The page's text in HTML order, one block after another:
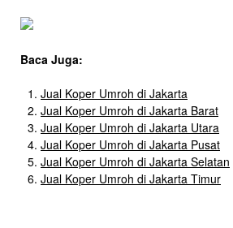
Baca Juga:
Jual Koper Umroh di Jakarta
Jual Koper Umroh di Jakarta Barat
Jual Koper Umroh di Jakarta Utara
Jual Koper Umroh di Jakarta Pusat
Jual Koper Umroh di Jakarta Selatan
Jual Koper Umroh di Jakarta Timur